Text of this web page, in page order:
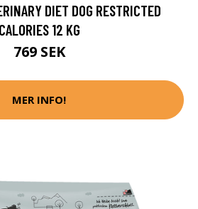
DIET DOG RESTRICTED
CALORIES 12 KG
769 SEK
MER INFO!